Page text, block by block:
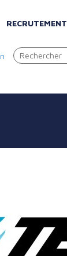
RECRUTEMENT